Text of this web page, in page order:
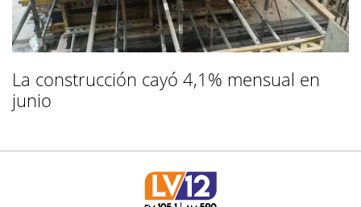
La construcción cayó 4,1% mensual en
junio